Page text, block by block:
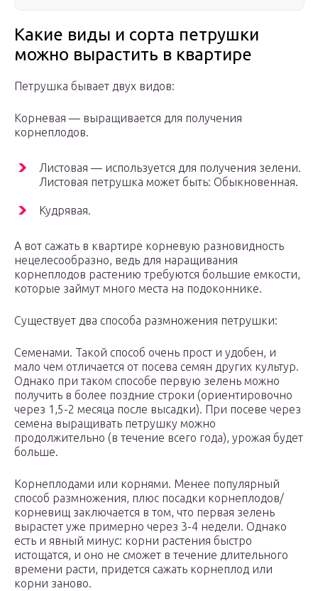
Какие виды и сорта петрушки
можно вырастить в квартире
Петрушка бывает двух видов:
Корневая — выращивается для получения
корнеплодов.
Листовая — используется для получения зелени.
Листовая петрушка может быть: Обыкновенная.
Кудрявая.
А вот сажать в квартире корневую разновидность
нецелесообразно, ведь для наращивания
корнеплодов растению требуются большие емкости,
которые займут много места на подоконнике.
Существует два способа размножения петрушки:
Семенами. Такой способ очень прост и удобен, и
мало чем отличается от посева семян других культур.
Однако при таком способе первую зелень можно
получить в более поздние строки (ориентировочно
через 1,5-2 месяца после высадки). При посеве через
семена выращивать петрушку можно
продолжительно (в течение всего года), урожая будет
больше.
Корнеплодами или корнями. Менее популярный
способ размножения, плюс посадки корнеплодов/
корневищ заключается в том, что первая зелень
вырастет уже примерно через 3-4 недели. Однако
есть и явный минус: корни растения быстро
истощатся, и оно не сможет в течение длительного
времени расти, придется сажать корнеплод или
корни заново.